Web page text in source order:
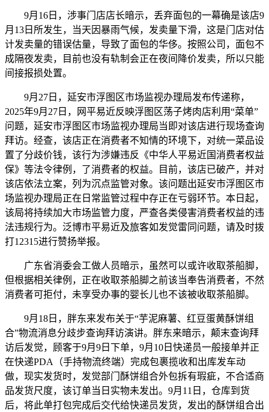
9月16日，涉事门店店长暗示，丢弃面包的一幕确是该店9
月13日所发生，当天因暴雨气候，发卖量下滑，这是门店对估
计发卖量的错误估量，导致了面包的华侈。按照公司，面包不
成隔夜发卖，目前也没有轨制会正在夜间降价发卖，所以只能
间接报损处置。
9月27日，延安市浮图区市场监视办理局发布传递称，
2025年9月27日，网平易近反映浮图区荡子烤肉店利用“菜单”
问题，延安市浮图区市场监视办理局当即对该店进行现场查询
拜访。经查，该店正在消费者不知情的环境下，对统一菜品设
置了分歧价钱，该行为涉嫌违反《中华人平易近国消费者权益
保》等法令律例，了消费者的权益。目前，该店已破产，并对
该店依法立案，列为沉点监管对象。该问题出延安市浮图区市
场监视办理局正在日常监管过程中存正在亏弱环节。本日起，
该局将持续加大市场监管力度，严查各类侵害消费者权益的违
法违规行为。泛博市平易近及旅客如发觉雷同问题，请及时拨
打12315进行赞扬举报。
广东省消委会工做人员暗示，虽然可以或许收取茶船脚，
但根据相关律例，正在收取茶船脚之前该当奉告消费者，不然
消费者可拒付，未享受办事的婴长儿也不该被收取茶船脚。
9月18日，胖东来发布关于“芋泥麻薯、红豆蛋黄酥饼组
合”物流消息分歧步查询拜访演讲。胖东来暗示，颠末查询拜
访后发觉，顾客于9月9日下单，9月10日快递员一般接单并正
在快递PDA（手持物流终端）完成包裹揽收和出库发车动
做，现实发货时，发觉部门酥饼组合外包拆有瑕疵，不合适商
品发货尺度，该订单当日实物未发出。9月11日，仓库到货
后，将此单打包完成后交代给快递员发货，发出的酥饼组合出